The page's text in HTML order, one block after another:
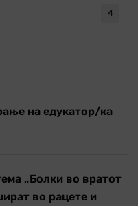
4
на едукатор/ка
„Болки во вратот
во рацете и